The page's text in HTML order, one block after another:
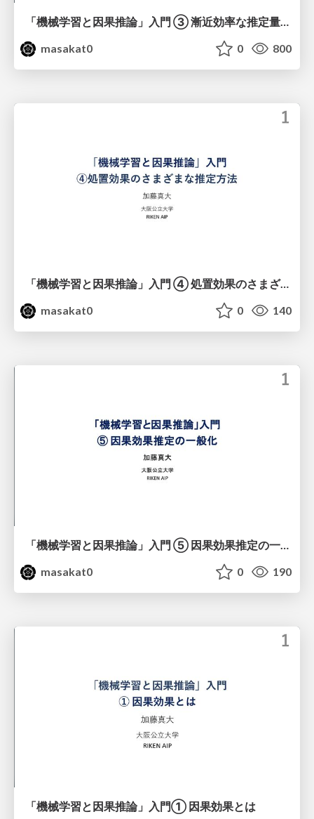
「機械学習と因果推論」入門 ③ 漸近効率な推定量と二重機械学習
masakat0
0 800
「機械学習と因果推論」入門 ④ 処置効果のさまざまな推定方法
masakat0
0 140
「機械学習と因果推論」入門 ⑤ 因果効果推定の一般化
masakat0
0 190
「機械学習と因果推論」入門 ① 因果効果とは